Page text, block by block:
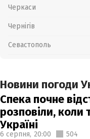
Черкаси
Чернігів
Севастополь
Новини погоди
Спека почне
розповіли, коли
Україні
6 серпня, 20:00 504